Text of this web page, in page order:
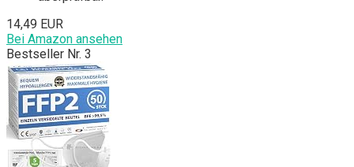
14,49 EUR
Bei Amazon ansehen
Bestseller Nr. 3